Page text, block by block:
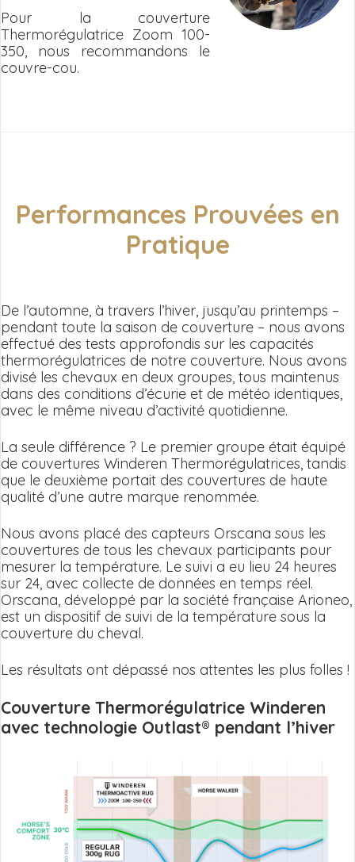
Pour la couverture
Thermorégulatrice Zoom 100-
350, nous recommandons le
couvre-cou.
Performances Prouvées en
Pratique
De l’automne, à travers l’hiver, jusqu’au printemps –
pendant toute la saison de couverture – nous avons
effectué des tests approfondis sur les capacités
thermorégulatrices de notre couverture. Nous avons
divisé les chevaux en deux groupes, tous maintenus
dans des conditions d’écurie et de météo identiques,
avec le même niveau d’activité quotidienne.
La seule différence ? Le premier groupe était équipé
de couvertures Winderen Thermorégulatrices, tandis
que le deuxième portait des couvertures de haute
qualité d’une autre marque renommée.
Nous avons placé des capteurs Orscana sous les
couvertures de tous les chevaux participants pour
mesurer la température. Le suivi a eu lieu 24 heures
sur 24, avec collecte de données en temps réel.
Orscana, développé par la société française Arioneo,
est un dispositif de suivi de la température sous la
couverture du cheval.
Les résultats ont dépassé nos attentes les plus folles !
Couverture Thermorégulatrice Winderen
avec technologie Outlast® pendant l’hiver